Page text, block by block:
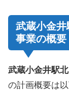
武蔵小金
事業の概要
武蔵小金井駅
の計画概要は以